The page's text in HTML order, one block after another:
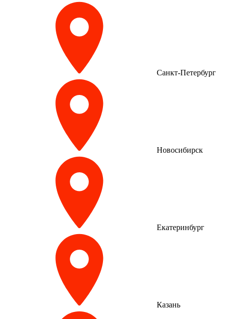
Санкт-Петербург
Новосибирск
Екатеринбург
Казань